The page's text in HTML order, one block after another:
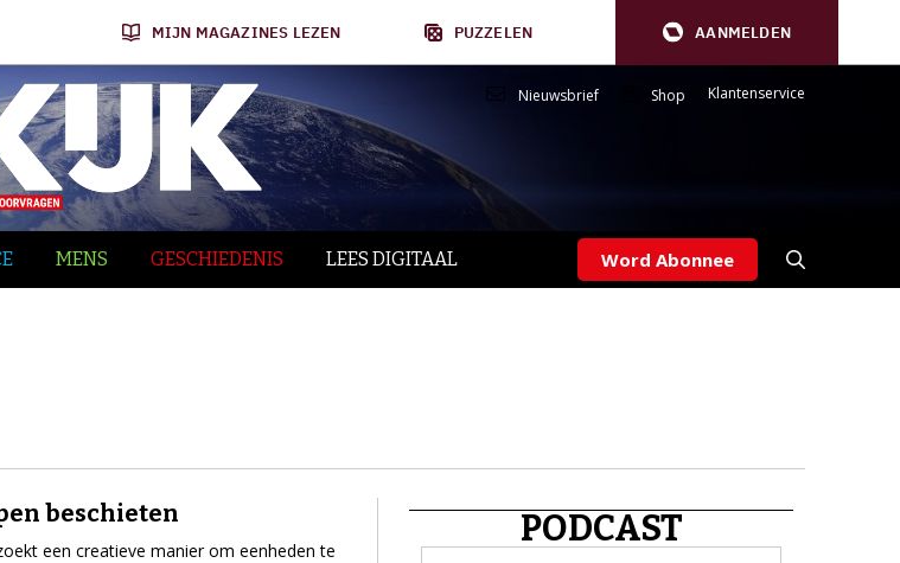
MIJN MAGAZINES LEZEN PUZZELEN AANMELDEN
Nieuwsbrief Shop Klantenservice
MENS GESCHIEDENIS LEES DIGITAAL Word Abonnee
beschieten
een creatieve manier om eenheden te
PODCAST